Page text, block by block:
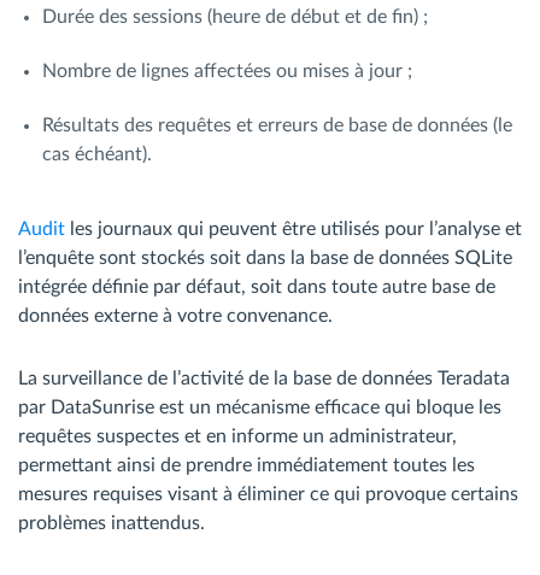
Durée des sessions (heure de début et de fin) ;
Nombre de lignes affectées ou mises à jour ;
Résultats des requêtes et erreurs de base de données (le
cas échéant).
Audit les journaux qui peuvent être utilisés pour l’analyse et
l’enquête sont stockés soit dans la base de données SQLite
intégrée définie par défaut, soit dans toute autre base de
données externe à votre convenance.
La surveillance de l’activité de la base de données Teradata
par DataSunrise est un mécanisme efficace qui bloque les
requêtes suspectes et en informe un administrateur,
permettant ainsi de prendre immédiatement toutes les
mesures requises visant à éliminer ce qui provoque certains
problèmes inattendus.